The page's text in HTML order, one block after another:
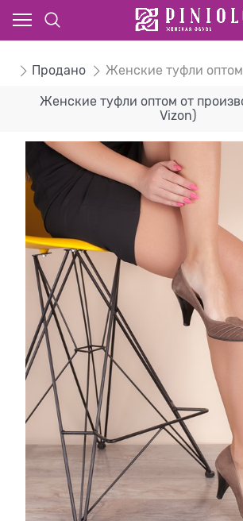
Продано Женские туфли
Женские туфли оптом от
Vizon)